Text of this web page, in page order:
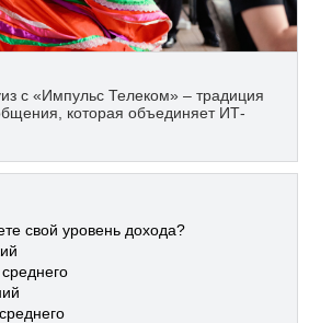
с «Импульс Телеком» – традиция
которая объединяет ИТ-
свой уровень дохода?